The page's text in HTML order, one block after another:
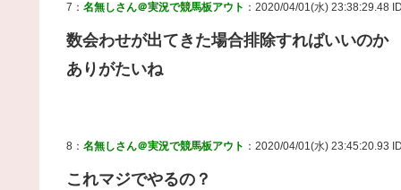
7： 名無しさん＠実況で競馬板アウト ：2020/04/01(水) 23:38:29.48
数会わせが出てきた場合排除すればいいのか
ありがたいね
8： 名無しさん＠実況で競馬板アウト ：2020/04/01(水) 23:45:20.93
これマジでやるの？